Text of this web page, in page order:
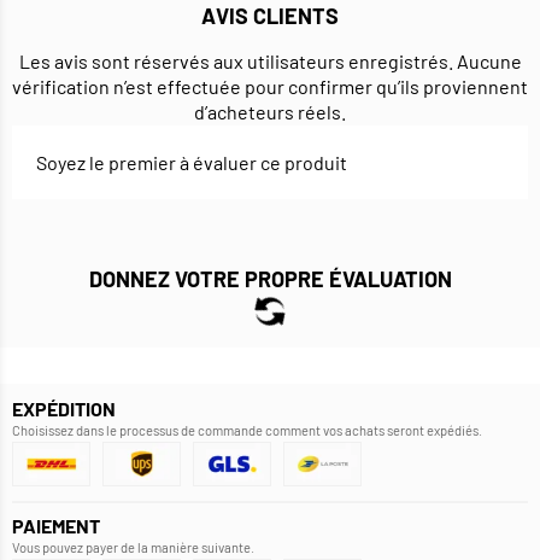
AVIS CLIENTS
Les avis sont réservés aux utilisateurs enregistrés. Aucune
vérification n’est effectuée pour confirmer qu’ils proviennent
d’acheteurs réels.
Soyez le premier à évaluer ce produit
DONNEZ VOTRE PROPRE ÉVALUATION
EXPÉDITION
Choisissez dans le processus de commande comment vos achats seront expédiés.
PAIEMENT
Vous pouvez payer de la manière suivante.